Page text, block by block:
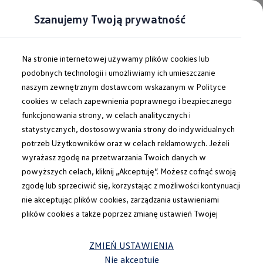
Szanujemy Twoją prywatność
Na stronie internetowej używamy plików cookies lub
podobnych technologii i umożliwiamy ich umieszczanie
naszym zewnętrznym dostawcom wskazanym w Polityce
cookies w celach zapewnienia poprawnego i bezpiecznego
funkcjonowania strony, w celach analitycznych i
statystycznych, dostosowywania strony do indywidualnych
potrzeb Użytkowników oraz w celach reklamowych. Jeżeli
wyrażasz zgodę na przetwarzania Twoich danych w
powyższych celach, kliknij „Akceptuję”. Możesz cofnąć swoją
zgodę lub sprzeciwić się, korzystając z możliwości kontynuacji
nie akceptując plików cookies, zarządzania ustawieniami
plików cookies a także poprzez zmianę ustawień Twojej
jest Volkswagen Group Polska Sp. z o.o. Więcej informacji dot.
przetwarzania danych osobowych oraz korzystania z plików
ZMIEŃ USTAWIENIA
Nie akceptuję
Już od 661 zł netto/mies.
Polo. Już od 66 590 zł.